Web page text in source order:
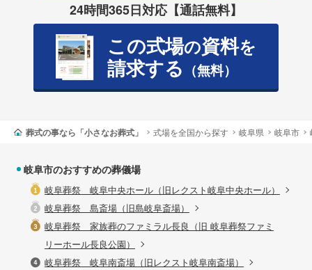
24時間365日対応【通話無料】
この式場の資料を
請求する （無料）
葬式の事なら「小さなお葬式」 式場を全国から探す 岐阜県 岐阜市
岐阜市のおすすめの葬儀場
岐阜葬祭 岐阜中央ホール（旧レクスト岐阜中央ホール）
岐阜葬祭 島斎場（旧島岐阜斎場）
岐阜葬祭 家族葬のファミラル長良（旧 岐阜葬祭ファミ
リーホール長良公園）
岐阜葬祭 岐阜南斎場（旧レクスト岐阜南斎場）